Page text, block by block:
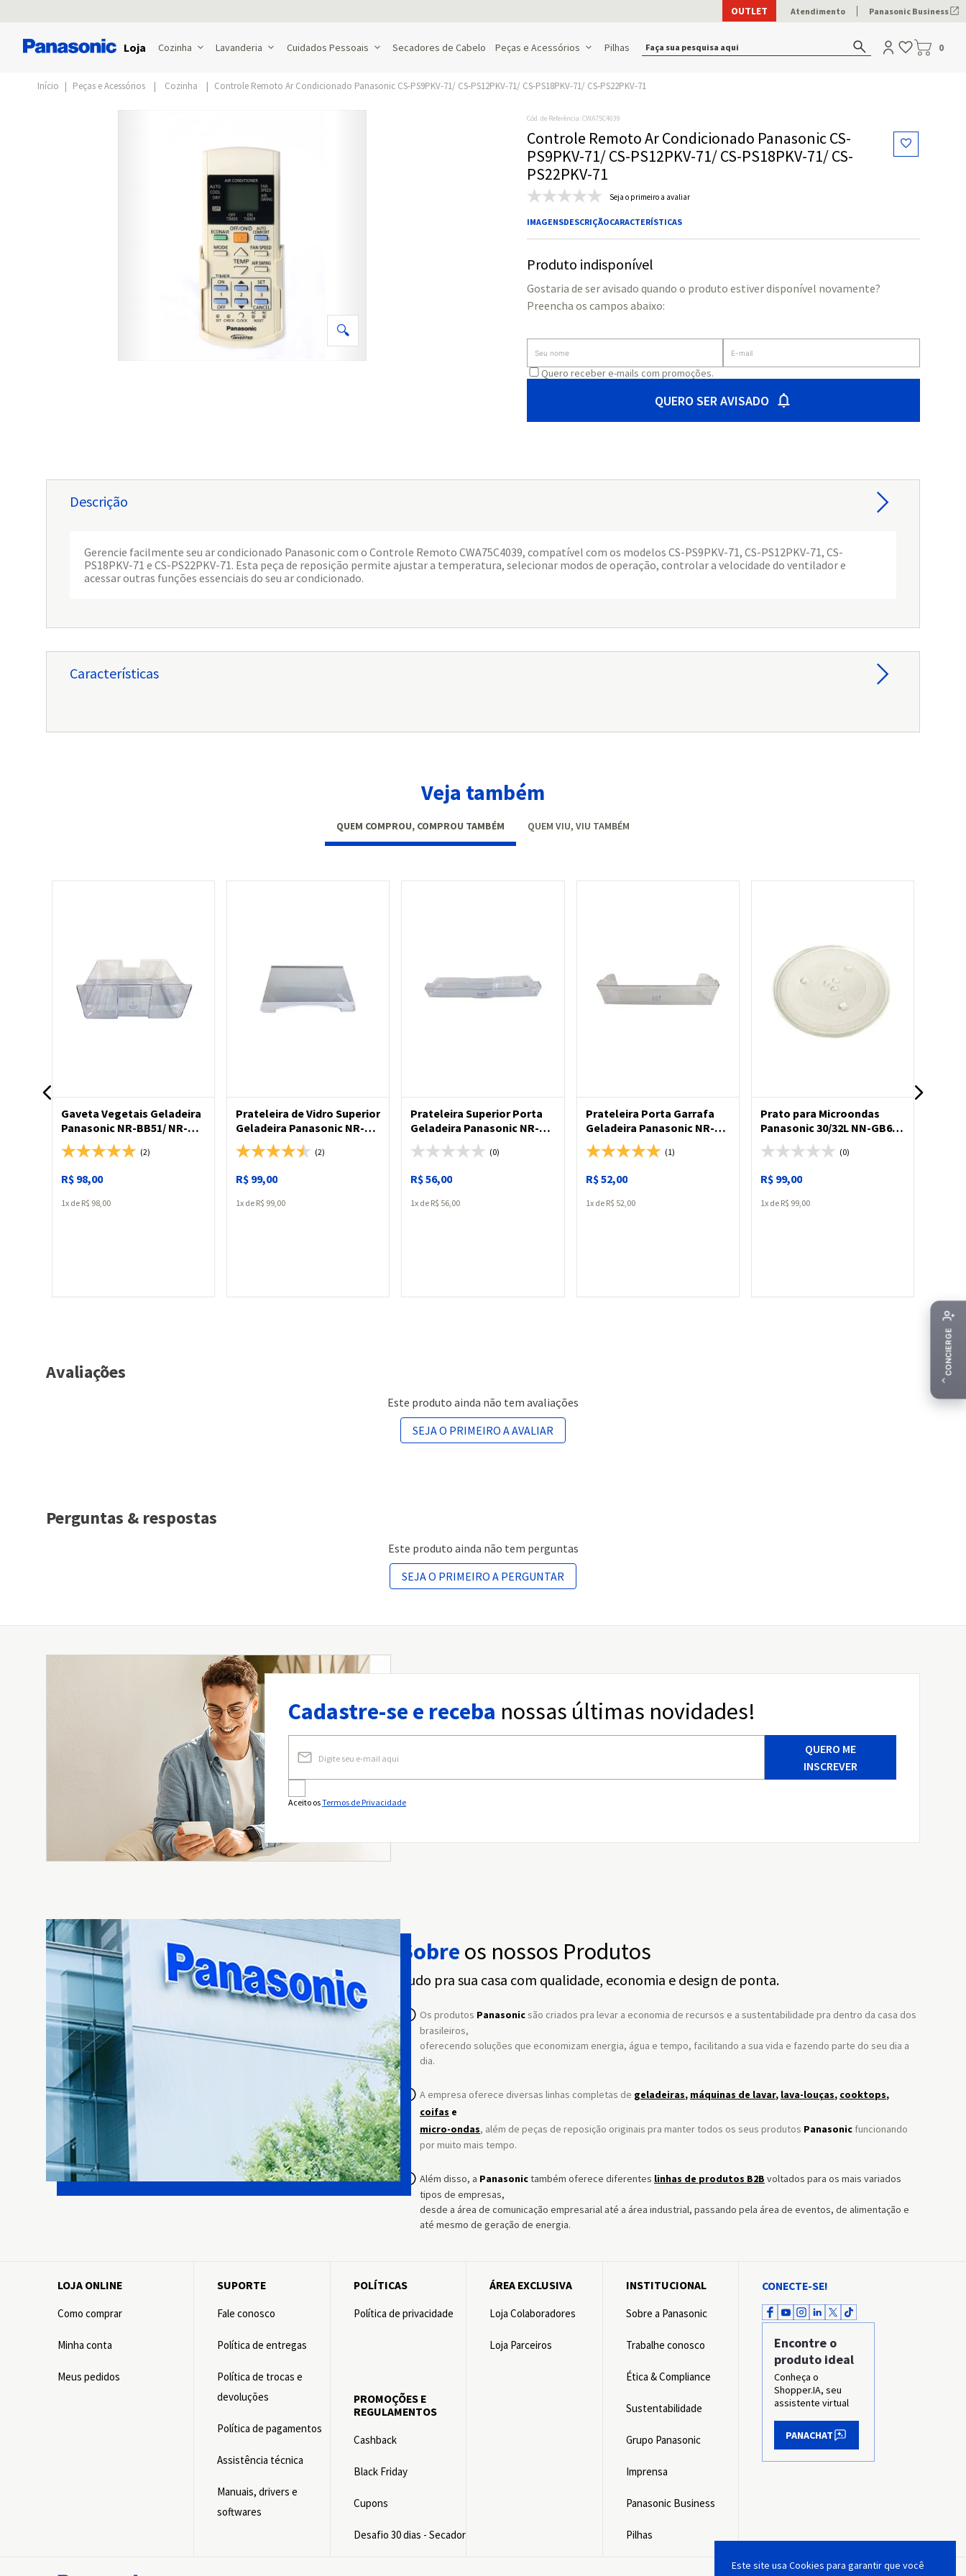
Este site usa Cookies para garantir que você
OUTLET Atendimento Panasonic Business
Loja Cozinha Lavanderia Cuidados Pessoais Secadores de Cabelo Peças e Acessórios Pilhas Faça sua pesquisa aqui 0
Peças e Acessórios Cozinha Controle Remoto Ar Condicionado Panasonic CS-PS9PKV-71/ CS-PS12PKV-71/ CS-PS18PKV-71/ CS-PS22PKV-71
Cód. de Referência:CWA75C4039
Controle Remoto Ar Condicionado Panasonic CS-
PS9PKV-71/ CS-PS12PKV-71/ CS-PS18PKV-71/ CS-
PS22PKV-71
Seja o primeiro a avaliar
IMAGENSDESCRIÇÃOCARACTERÍSTICAS
Produto indisponível
Gostaria de ser avisado quando o produto estiver disponível novamente?
Preencha os campos abaixo:
Quero receber e-mails com promoções.
QUERO SER AVISADO
Descrição
Gerencie facilmente seu ar condicionado Panasonic com o Controle Remoto CWA75C4039, compatível com os modelos CS-PS9PKV-71, CS-PS12PKV-71, CS-
PS18PKV-71 e CS-PS22PKV-71. Esta peça de reposição permite ajustar a temperatura, selecionar modos de operação, controlar a velocidade do ventilador e
acessar outras funções essenciais do seu ar condicionado.
Características
Veja também
QUEM COMPROU, COMPROU TAMBÉM QUEM VIU, VIU TAMBÉM
Gaveta Vegetais Geladeira
Panasonic NR-BB51/ NR-
BB52 / NR-BB53 / NR-BB64 /
NR-BB65 / NR-BB71
(2)
R$ 98,00
1 R$ 98 00
Prateleira de Vidro Superior
Geladeira Panasonic NR-
BB51/ NR-BB52/ NR-BB53/
NR-BB71
(2)
R$ 99,00
1 R$ 99 00
Prateleira Superior Porta
Geladeira Panasonic NR-
BB53
(0)
R$56,00
1 R$ 56 00
Prateleira Porta Garrafa
Geladeira Panasonic NR-
BB53 / NR-BB64
(1)
R$52,00
1 R$ 52 00
Prato para Microondas
Panasonic 30/32L NN-GB68/
NN-GT682/ NN-ST65H/ NN-
ST674
(0)
R$ 99,00
1 R$ 99, 00
Avaliações
Este produto ainda não tem avaliações
SEJA O PRIMEIRO A AVALIAR
Perguntas & respostas
Este produto ainda não tem perguntas
SEJA O PRIMEIRO A PERGUNTAR
Cadastre-se e receba nossas últimas novidades!
QUERO ME
INSCREVER
Aceito osTermos de Privacidade
Sobre os nossos Produtos
Tudo pra sua casa com qualidade, economia e design de ponta.
Os produtos Panasonicsão criados pra levar a economia de recursos e a sustentabilidade pra dentro da casa dos
brasileiros,
oferecendo soluções que economizam energia, água e tempo, facilitando a sua vida e fazendo parte do seu dia a
dia.
A empresa oferece diversas linhas completas de geladeiras, máquinas de lavar, lava-louças, cooktops,
coifas e
micro-ondas, além de peças de reposição originais pra manter todos os seus produtos Panasonic funcionando
por muito mais tempo.
Além disso, a Panasonictambém oferece diferentes linhas de produtos B2B voltados para os mais variados
tipos de empresas,
desde a área de comunicação empresarial até a área industrial, passando pela área de eventos, de alimentação e
até mesmo de geração de energia.
LOJA ONLINE
Como comprar
Minha conta
Meus pedidos
SUPORTE
Fale conosco
Política de entregas
Política de trocas e
devoluções
Política de pagamentos
Assistência técnica
Manuais, drivers e
softwares
POLÍTICAS
Política de privacidade
PROMOÇÕES E
REGULAMENTOS
Cashback
Black Friday
Cupons
Desafio 30 dias - Secador
ÁREA EXCLUSIVA
Loja Colaboradores
Loja Parceiros
INSTITUCIONAL
Sobre a Panasonic
Trabalhe conosco
Ética & Compliance
Sustentabilidade
Grupo Panasonic
Imprensa
Panasonic Business
Pilhas
CONECTE-SE!
Encontre o
produto ideal
Conheça o
Shopper.IA, seu
assistente virtual
PANACHAT